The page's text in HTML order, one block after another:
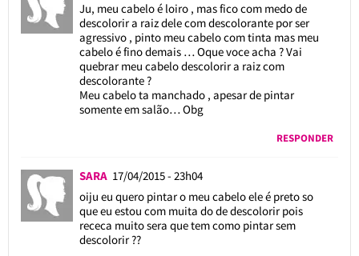
Ju, meu cabelo é loiro , mas fico com medo de
descolorir a raiz dele com descolorante por ser
agressivo , pinto meu cabelo com tinta mas meu
cabelo é fino demais … Oque voce acha ? Vai
quebrar meu cabelo descolorir a raiz com
descolorante ?
Meu cabelo ta manchado , apesar de pintar
somente em salão… Obg
RESPONDER
SARA 17/04/2015 - 23h04
oiju eu quero pintar o meu cabelo ele é preto so
que eu estou com muita do de descolorir pois
receca muito sera que tem como pintar sem
descolorir ??